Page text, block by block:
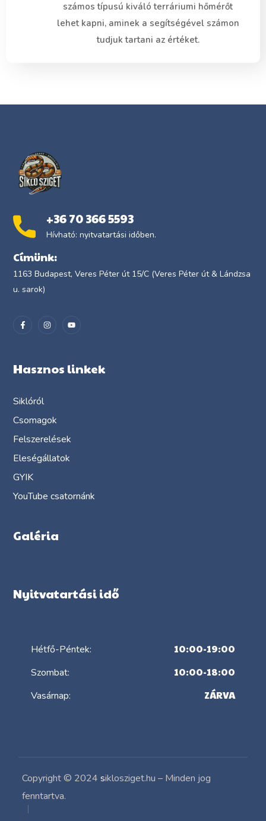
számos típusú kiváló terráriumi hőmérőt
lehet kapni, aminek a segítségével számon
tudjuk tartani az értéket.
+36 70 366 5593
Hívható: nyitvatartási időben.
Címünk:
1163 Budapest, Veres Péter út 15/C (Veres Péter út & Lándzsa
u. sarok)
Hasznos linkek
Siklóról
Csomagok
Felszerelések
Eleségállatok
GYIK
YouTube csatornánk
Galéria
Nyitvatartási idő
Hétfő-Péntek: 10:00-19:00
Szombat: 10:00-18:00
Vasárnap: ZÁRVA
Copyright © 2024siklosziget.hu – Minden jog
fenntartva.